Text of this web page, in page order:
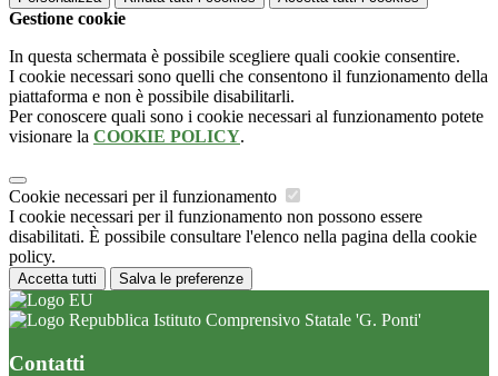
Gestione cookie
In questa schermata è possibile scegliere quali cookie consentire.
I cookie necessari sono quelli che consentono il funzionamento della
piattaforma e non è possibile disabilitarli.
Per conoscere quali sono i cookie necessari al funzionamento potete
visionare la COOKIE POLICY.
Cookie necessari per il funzionamento
I cookie necessari per il funzionamento non possono essere
disabilitati. È possibile consultare l'elenco nella pagina della cookie
policy.
Accetta tutti Salva le preferenze
Istituto Comprensivo Statale 'G. Ponti'
Contatti